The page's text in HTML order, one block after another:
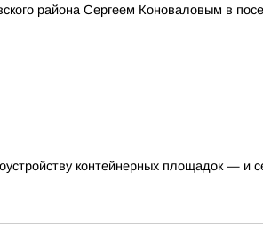
района Сергеем Коноваловым в
контейнерных площадок — и